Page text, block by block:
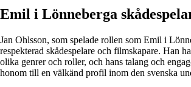
Emil i Lönneberga
Jan Ohlsson, som spelade rollen som Emil i
respekterad skådespelare och filmskapare. Han
olika genrer och roller, och hans talang och
honom till en välkänd profil inom den svenska